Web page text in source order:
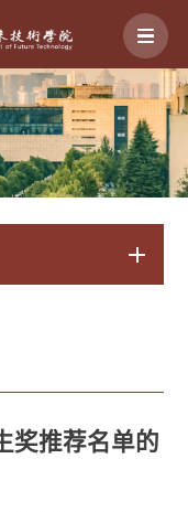
奖推荐名单的